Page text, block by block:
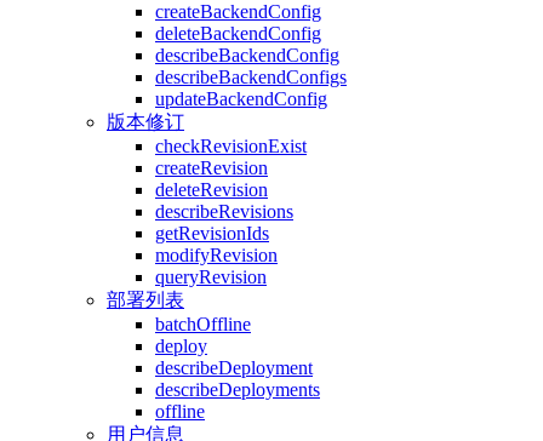
createBackendConfig
deleteBackendConfig
describeBackendConfig
describeBackendConfigs
updateBackendConfig
版本修订
checkRevisionExist
createRevision
deleteRevision
describeRevisions
getRevisionIds
modifyRevision
queryRevision
部署列表
batchOffline
deploy
describeDeployment
describeDeployments
offline
用户信息